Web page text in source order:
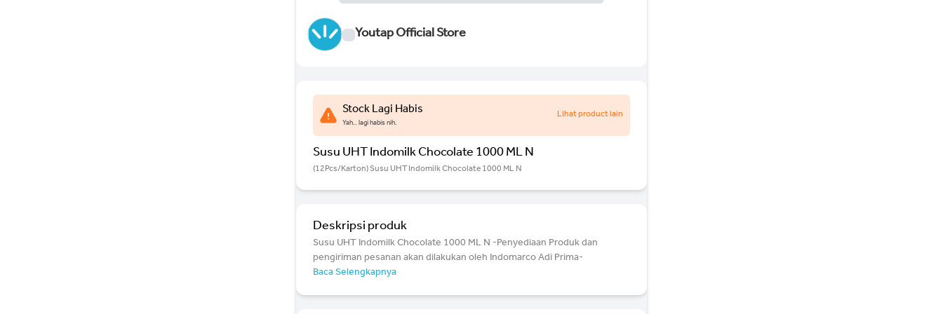
Youtap Official Store
Stock Lagi Habis
Yah.. lagi habis nih.
Lihat product lain
Susu UHT Indomilk Chocolate 1000 ML N
(12Pcs/Karton) Susu UHT Indomilk Chocolate 1000 ML N
Deskripsi produk
Susu UHT Indomilk Chocolate 1000 ML N -Penyediaan Produk dan
pengiriman pesanan akan dilakukan oleh Indomarco Adi Prima-
Baca Selengkapnya